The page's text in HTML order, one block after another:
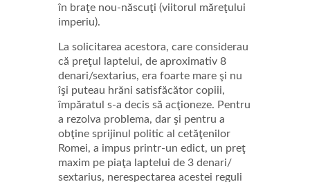
în braţe nou-născuţi (viitorul măreţului
imperiu).
La solicitarea acestora, care considerau
că preţul laptelui, de aproximativ 8
denari/sextarius, era foarte mare şi nu
îşi puteau hrăni satisfăcător copiii,
împăratul s-a decis să acţioneze. Pentru
a rezolva problema, dar şi pentru a
obţine sprijinul politic al cetăţenilor
Romei, a impus printr-un edict, un preţ
maxim pe piaţa laptelui de 3 denari/
sextarius, nerespectarea acestei reguli